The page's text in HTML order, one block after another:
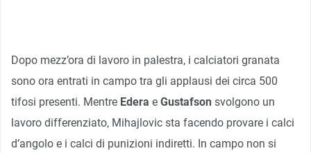
Dopo mezz’ora di lavoro in palestra, i calciatori granata
sono ora entrati in campo tra gli applausi dei circa 500
tifosi presenti. Mentre Edera e Gustafson svolgono un
lavoro differenziato, Mihajlovic sta facendo provare i calci
d’angolo e i calci di punizioni indiretti. In campo non si